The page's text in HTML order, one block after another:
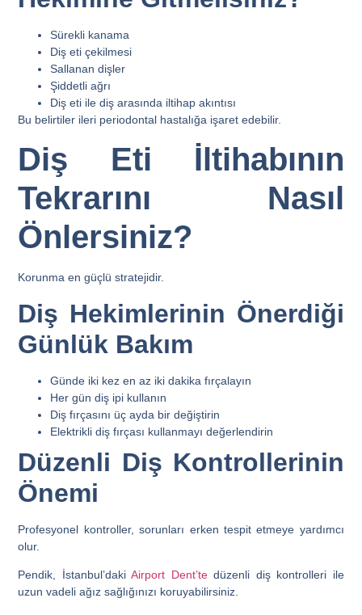
Sürekli kanama
Diş eti çekilmesi
Sallanan dişler
Şiddetli ağrı
Diş eti ile diş arasında iltihap akıntısı
Bu belirtiler ileri periodontal hastalığa işaret edebilir.
Diş Eti İltihabının
Tekrarını Nasıl
Önlersiniz?
Korunma en güçlü stratejidir.
Diş Hekimlerinin Önerdiği
Günlük Bakım
Günde iki kez en az iki dakika fırçalayın
Her gün diş ipi kullanın
Diş fırçasını üç ayda bir değiştirin
Elektrikli diş fırçası kullanmayı değerlendirin
Düzenli Diş Kontrollerinin
Önemi
Profesyonel kontroller, sorunları erken tespit etmeye yardımcı
olur.
Pendik, İstanbul’dakiAirport Dent’tedüzenli diş kontrolleri ile
uzun vadeli ağız sağlığınızı koruyabilirsiniz.